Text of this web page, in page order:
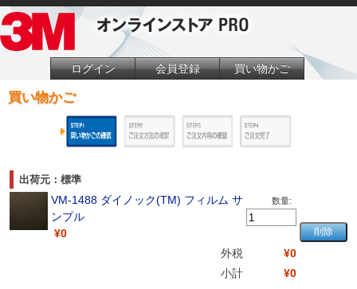
ログイン 会員登録 買い物かご
買い物かご
出荷元：標準
VM-1488 ダイノック(TM) フィルム サ
ンプル
¥0
数量:
外税
¥0
小計
¥0